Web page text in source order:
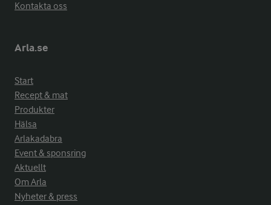
Kontakta oss
Arla.se
Start
Recept & mat
Produkter
Hälsa
Arlakadabra
Event & sponsring
Aktuellt
Om Arla
Nyheter & press